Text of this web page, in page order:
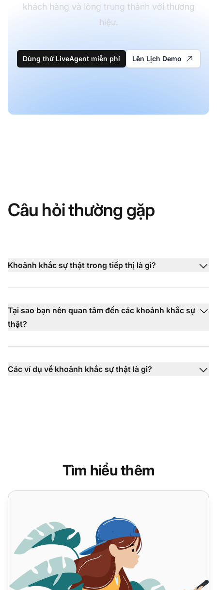
khách hàng và lòng trung thành với thương
hiệu.
Dùng thử LiveAgent miễn phí Lên Lịch Demo
Câu hỏi thường gặp
Khoảnh khắc sự thật trong tiếp thị là gì?
Tại sao bạn nên quan tâm đến các khoảnh khắc sự
thật?
Các ví dụ về khoảnh khắc sự thật là gì?
Tìm hiểu thêm
Nắm vững các chỉ số đo lường sự tương tác khách hàng: